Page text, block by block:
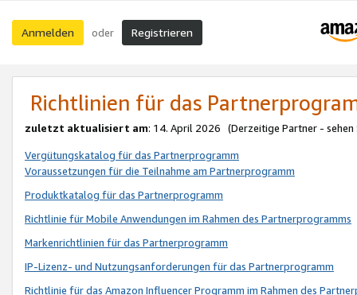
Anmelden oder Registrieren
Richtlinien für das
zuletzt aktualisiert am: 14. April 2026 (Derzeitige Partner - sehen
Vergütungskatalog für das Partnerprogramm
Voraussetzungen für die Teilnahme am Partnerprogramm
Produktkatalog für das Partnerprogramm
Richtlinie für Mobile Anwendungen im Rahmen des Partnerprogramms
Markenrichtlinien für das Partnerprogramm
IP-Lizenz- und Nutzungsanforderungen für das Partnerprogramm
Richtlinie für das Amazon Influencer Programm im Rahmen des